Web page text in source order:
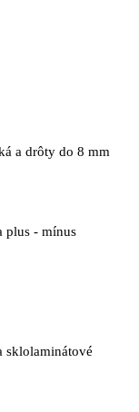
a drôty do 8 mm
plus - mínus
sklolaminátové